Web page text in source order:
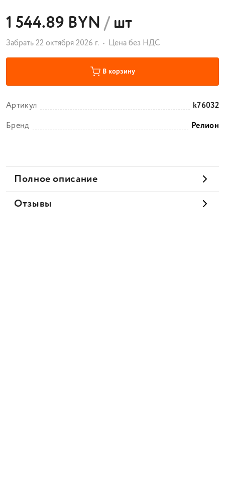
1 544.89 BYN/шт
Забрать 22 октября 2026 г. Цена без НДС
В корзину
Артикул
k76032
Бренд
Релион
Полное описание
Отзывы